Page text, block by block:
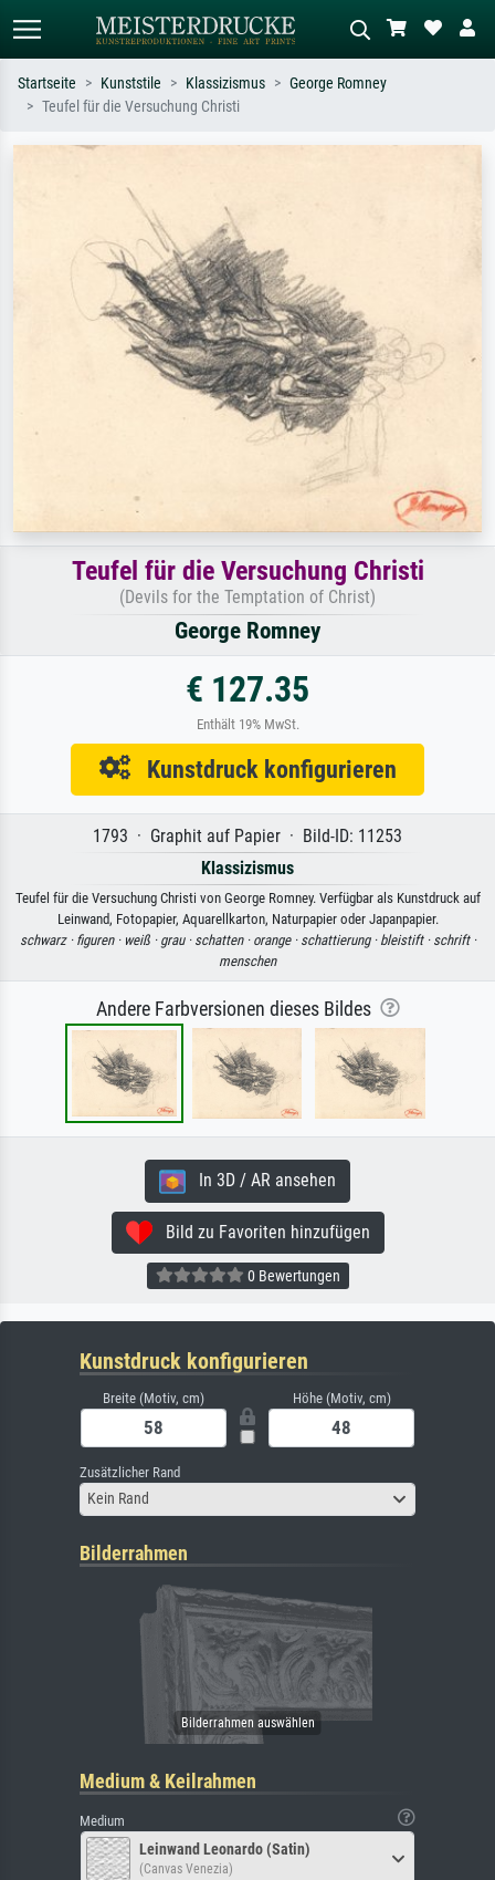
oder Stilen – z.B. Monet,
Sternennacht, Impressionismus, Welle
Hokusai, Akt.
Startseite Kunststile Klassizismus
George Romney
Teufel für die Versuchung Christi
Teufel für die Versuchung Christi
(Devils for the Temptation of Christ)
George Romney
€ 127.35
Enthält 19% MwSt.
Kunstdruck konfigurieren
1793 · Graphit auf Papier · Bild-ID: 11253
Klassizismus
Teufel für die Versuchung Christi von George Romney. Verfügbar als Kunstdruck auf
Leinwand, Fotopapier, Aquarellkarton, Naturpapier oder Japanpapier.
schwarz · figuren · weiß · grau · schatten · orange · schattierung · bleistift · schrift ·
menschen
Andere Farbversionen dieses Bildes
In 3D / AR ansehen
Bild zu Favoriten hinzufügen
0 Bewertungen
Kunstdruck konfigurieren
Breite (Motiv, cm) Höhe (Motiv, cm)
Zusätzlicher Rand
Kein Rand
Bilderrahmen
Medium & Keilrahmen
Medium
Leinwand Leonardo (Satin)
(Canvas Venezia)